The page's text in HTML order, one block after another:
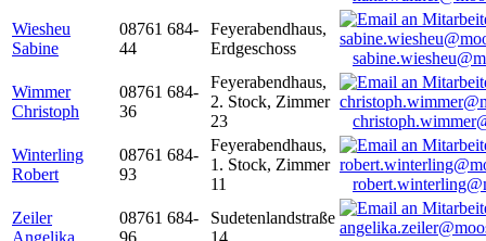
Wiesheu
Sabine
08761 684-
44
Feyerabendhaus,
Erdgeschoss
Wimmer
Christoph
08761 684-
36
Feyerabendhaus,
2. Stock, Zimmer
23
Winterling
Robert
08761 684-
93
Feyerabendhaus,
1. Stock, Zimmer
11
Zeiler
Angelika
08761 684-
96
Sudetenlandstraße
14